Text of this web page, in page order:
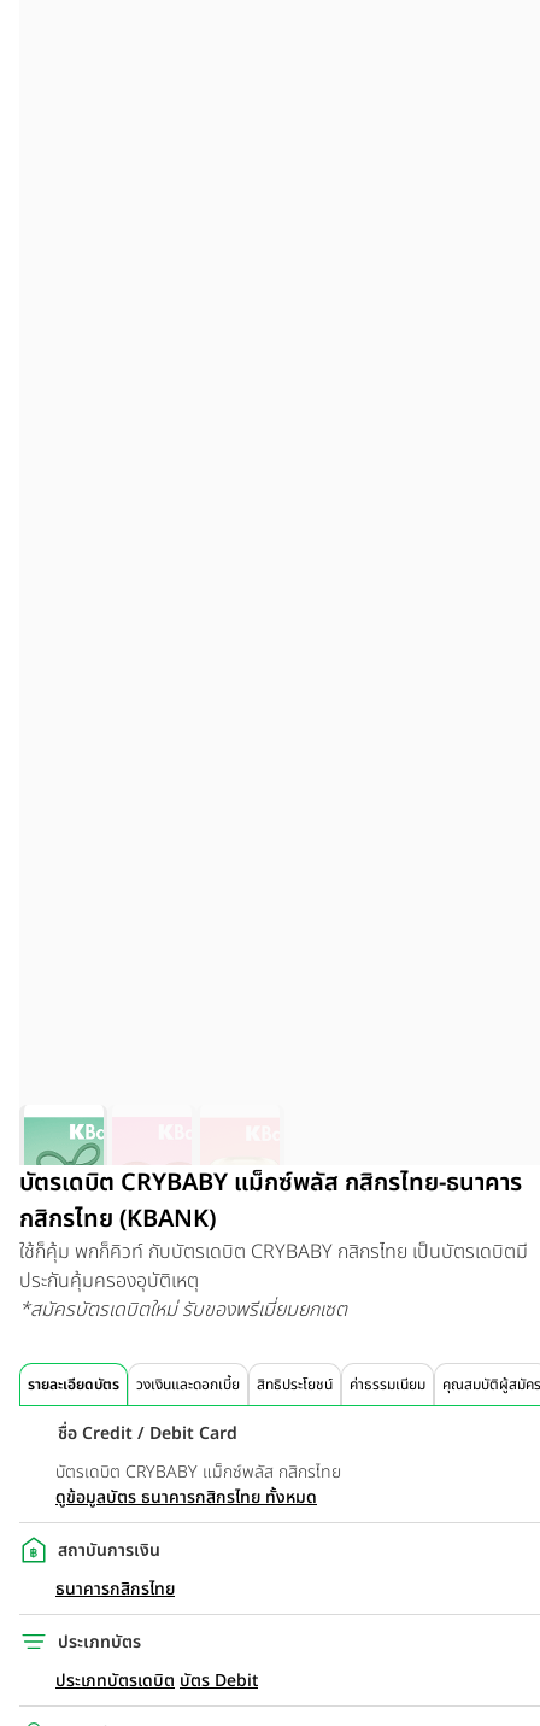
บัตรเดบิต CRYBABY แม็กซ์พลัส กสิกรไทย-ธนาคาร
กสิกรไทย (KBANK)
ใช้ก็คุ้ม พกก็คิวท์ กับบัตรเดบิต CRYBABY กสิกรไทย เป็นบัตรเดบิตมี
ประกันคุ้มครองอุบัติเหตุ
*สมัครบัตรเดบิตใหม่ รับของพรีเมี่ยมยกเซต
รายละเอียดบัตร วงเงินและดอกเบี้ย สิทธิประโยชน์ ค่าธรรมเนียม คุณสมบัติผู้สมัคร
ชื่อ Credit / Debit Card
บัตรเดบิต CRYBABY แม็กซ์พลัส กสิกรไทย
ดูข้อมูลบัตร ธนาคารกสิกรไทย ทั้งหมด
สถาบันการเงิน
ธนาคารกสิกรไทย
ประเภทบัตร
ประเภทบัตรเดบิตบัตร Debit